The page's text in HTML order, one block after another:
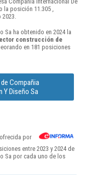
la posición 11.305 ,
2023.
Sa ha obtenido en 2024 la
construcción de
en 181 posiciones
Compañia
Y Diseño Sa
por
entre 2023 y 2024 de
Sa por cada uno de los